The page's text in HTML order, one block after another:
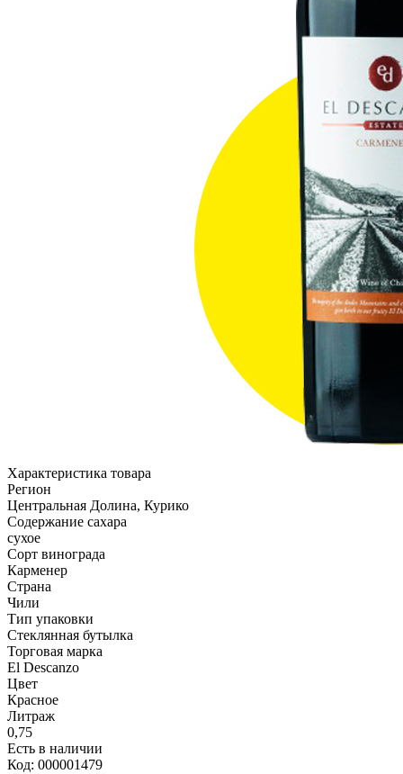
Характеристика товара
Регион
Центральная Долина, Курико
Содержание сахара
сухое
Сорт винограда
Карменер
Страна
Чили
Тип упаковки
Стеклянная бутылка
Торговая марка
El Descanzo
Цвет
Красное
Литраж
0,75
Есть в наличии
Код: 000001479